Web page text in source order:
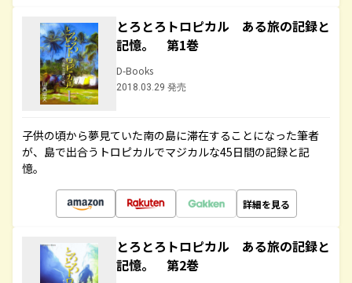
とろとろトロピカル ある旅の記録と
記憶。 第1巻
D-Books
2018.03.29 発売
子供の頃から夢見ていた南の島に滞在することになった筆者
が、島で出合うトロピカルでマジカルな45日間の記録と記
憶。
詳細を見る
とろとろトロピカル ある旅の記録と
記憶。 第2巻